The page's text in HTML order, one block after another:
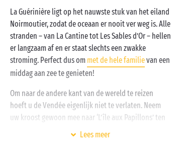
dagelijkse sleur te breken. We weten nu al dat u uw
campingverblijf op het eiland Noirmoutier niet gauw
zult vergeten!
La Guérinière ligt op het nauwste stuk van het eiland
Noirmoutier, zodat de oceaan er nooit ver weg is. Alle
stranden – van La Cantine tot Les Sables d’Or – hellen
er langzaam af en er staat slechts een zwakke
stroming. Perfect dus om met de hele familievan een
middag aan zee te genieten!
Om naar de andere kant van de wereld te reizen
hoeft u de Vendée eigenlijk niet te verlaten. Neem
uw kroost gewoon mee naar ‘L’île aux Papillons’ ten
noorden van La Guérinière. In deze unieke tropische
Lees meer